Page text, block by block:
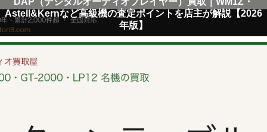
Astell&Kernなど高級機の査定ポイントを店主が解説【2026
年版】